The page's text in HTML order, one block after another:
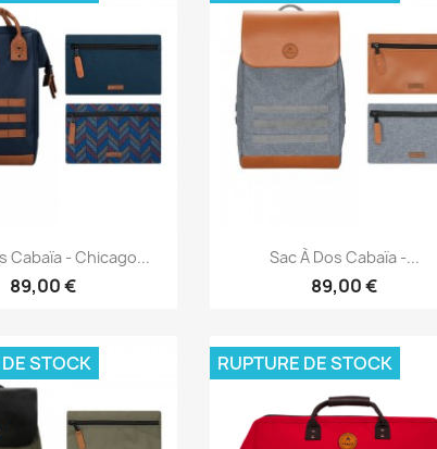
rapide
Cabaïa - Chicago...
89,00 €
Aperçu rapide
Sac À Dos Cabaïa -...
89,00 €
STOCK RUPTURE DE STOCK